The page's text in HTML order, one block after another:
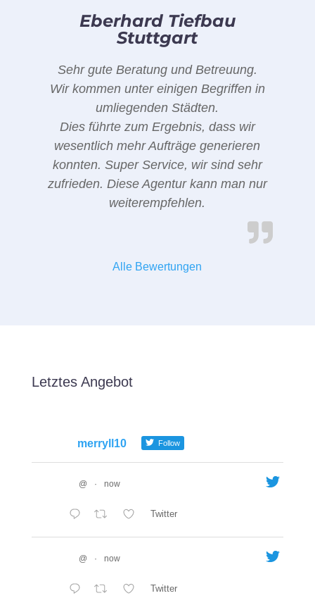
Eberhard Tiefbau
Stuttgart
Sehr gute Beratung und Betreuung.
Wir kommen unter einigen Begriffen in
umliegenden Städten.
Dies führte zum Ergebnis, dass wir
wesentlich mehr Aufträge generieren
konnten. Super Service, wir sind sehr
zufrieden. Diese Agentur kann man nur
weiterempfehlen.
Alle Bewertungen
Letztes Angebot
merryll10 Follow
@ · now
Twitter
@ · now
Twitter